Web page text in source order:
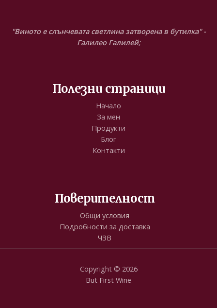
"Виното е слънчевата светлина затворена в бутилка" -
Галилео Галилей;
Полезни страници
Начало
За мен
Продукти
Блог
Контакти
Поверителност
Общи условия
Подробности за доставка
ЧЗВ
Copyright © 2026
But First Wine